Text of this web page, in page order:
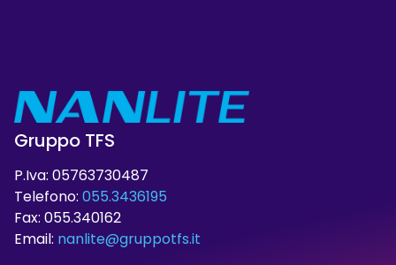
Gruppo TFS
P.Iva: 05763730487
Telefono: 055.3436195
Fax: 055.340162
Email: nanlite@gruppotfs.it